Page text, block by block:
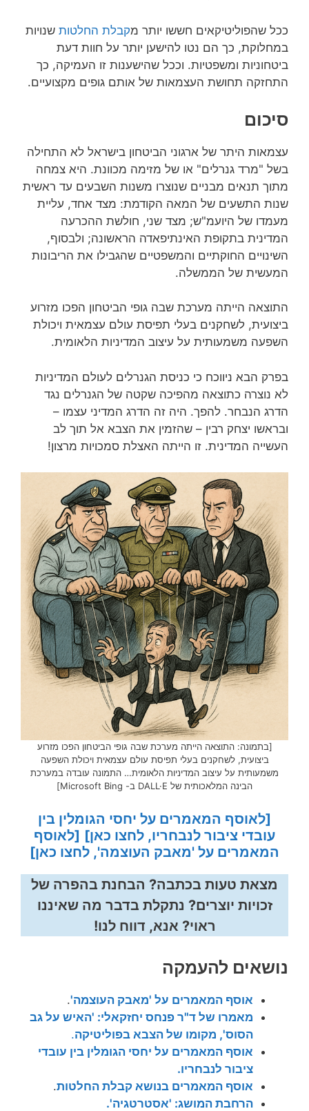
ככל שהפוליטיקאים חששו יותר מקבלת החלטות שנויות
במחלוקת, כך הם נטו להישען יותר על חוות דעת
ביטחוניות ומשפטיות. וככל שהישענות זו העמיקה, כך
התחזקה תחושת העצמאות של אותם גופים מקצועיים.
סיכום
עצמאות היתר של ארגוני הביטחון בישראל לא התחילה
בשל "מרד גנרלים" או של מזימה מכוונת. היא צמחה
מתוך תנאים מבניים שנוצרו משנות השבעים עד ראשית
שנות התשעים של המאה הקודמת: מצד אחד, עליית
מעמדו של היועמ"ש; מצד שני, חולשת ההכרעה
המדינית בתקופת האינתיפאדה הראשונה; ולבסוף,
השינויים החוקתיים והמשפטיים שהגבילו את הריבונות
המעשית של הממשלה.
התוצאה הייתה מערכת שבה גופי הביטחון הפכו מזרוע
ביצועית, לשחקנים בעלי תפיסת עולם עצמאית ויכולת
השפעה משמעותית על עיצוב המדיניות הלאומית.
בפרק הבא ניווכח כי כניסת הגנרלים לעולם המדיניות
לא נוצרה כתוצאה מהפיכה שקטה של הגנרלים נגד
הדרג הנבחר. להפך. היה זה הדרג המדיני עצמו –
ובראשו יצחק רבין – שהזמין את הצבא אל תוך לב
העשייה המדינית. זו הייתה האצלת סמכויות מרצון!
[בתמונה: התוצאה הייתה מערכת שבה גופי הביטחון הפכו מזרוע
ביצועית, לשחקנים בעלי תפיסת עולם עצמאית ויכולת השפעה
משמעותית על עיצוב המדיניות הלאומית… התמונה עובדה במערכת
הבינה המלאכותית של DALL·E ב- Microsoft Bing]
[לאוסף המאמרים על יחסי הגומלין בין
עובדי ציבור לנבחריו, לחצו כאן] [לאוסף
המאמרים על 'מאבק העוצמה', לחצו כאן]
מצאת טעות בכתבה? הבחנת בהפרה של
זכויות יוצרים? נתקלת בדבר מה שאיננו
ראוי? אנא, דווח לנו!
נושאים להעמקה
אוסף המאמרים על 'מאבק העוצמה'.
מאמרו של ד"ר פנחס יחזקאלי: 'האיש על גב
הסוס', מקומו של הצבא בפוליטיקה.
אוסף המאמרים על יחסי הגומלין בין עובדי
ציבור לנבחריו.
אוסף המאמרים בנושא קבלת החלטות.
הרחבת המושג: 'אסטרטגיה'.